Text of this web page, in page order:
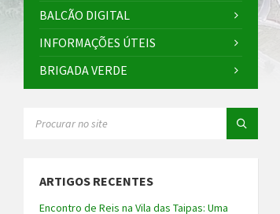
BALCÃO DIGITAL
INFORMAÇÕES ÚTEIS
BRIGADA VERDE
ARTIGOS RECENTES
Encontro de Reis na Vila das Taipas: Uma